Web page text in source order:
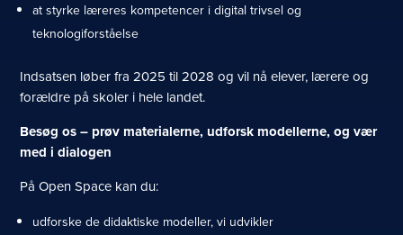
at styrke læreres kompetencer i digital trivsel og
teknologiforståelse
Indsatsen løber fra 2025 til 2028 og vil nå elever, lærere og
forældre på skoler i hele landet.
Besøg os – prøv materialerne, udforsk modellerne, og vær
med i dialogen
På Open Space kan du:
udforske de didaktiske modeller, vi udvikler